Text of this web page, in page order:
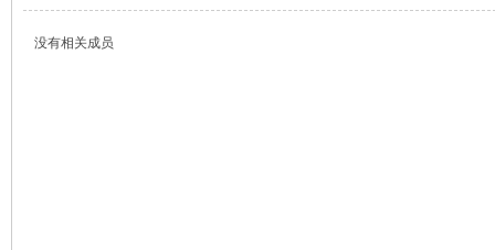
没有相关成员